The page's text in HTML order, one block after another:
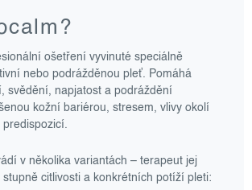
ošetření vyvinuté speciálně
nebo podrážděnou pleť. Pomáhá
svědění, napjatost a podráždění
kožní bariérou, stresem, vlivy okolí
v několika variantách – terapeut jej
citlivosti a konkrétních potíží pleti: